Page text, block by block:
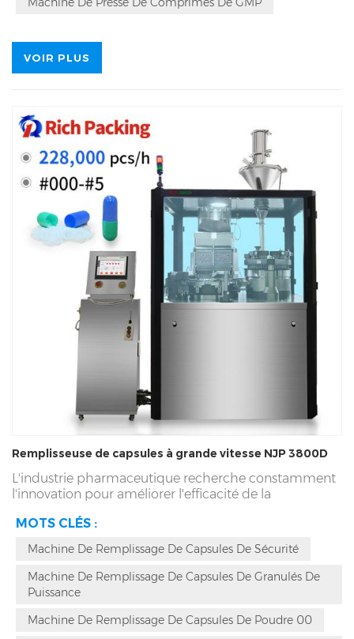
VOIR PLUS
Remplisseuse de capsules à grande vitesse NJP 3800D
L'industrie pharmaceutique recherche constamment
l'innovation pour améliorer l'efficacité de la
remplissage de gélules NJP-3800D introduit une
innovation importante : le dispositif de séparation.
L'introduction de cette technologie améliore non
seulement les performances de l'équipement, mais
réalise également des avancées significatives en
de séparer et de recycler efficacement la poudre
MOTS CLÉS :
Machine De Remplissage De Capsules De Sécurité
Machine De Remplissage De Capsules De Granulés De
Puissance
Machine De Remplissage De Capsules De Poudre 00